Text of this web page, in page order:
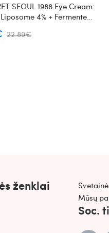
SEOUL 1988 Eye Cream:
4% + Fermented
22.89€
ženklai
Mūsų
Soc.